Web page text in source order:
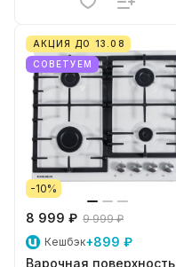
АКЦИЯ ДО 13.08
СОВЕТУЕМ
-10%
8 999 ₽ 9 999 ₽
Кешбэк+899 ₽
Варочная поверхность